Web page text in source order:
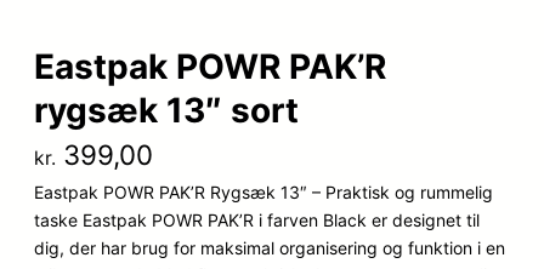
Eastpak POWR PAK’R
rygsæk 13″ sort
kr. 399,00
Eastpak POWR PAK’R Rygsæk 13″ – Praktisk og rummelig
taske Eastpak POWR PAK’R i farven Black er designet til
dig, der har brug for maksimal organisering og funktion i en